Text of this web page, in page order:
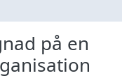
på en